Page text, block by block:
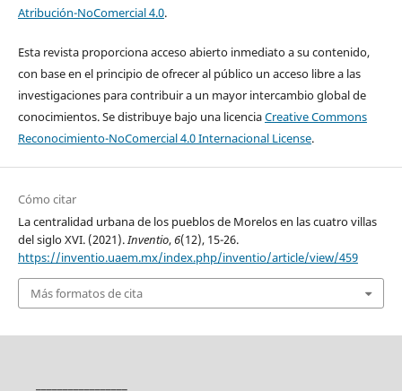
Atribución-NoComercial 4.0.
Esta revista proporciona acceso abierto inmediato a su contenido,
con base en el principio de ofrecer al público un acceso libre a las
investigaciones para contribuir a un mayor intercambio global de
conocimientos. Se distribuye bajo una licenciaCreative Commons
Reconocimiento-NoComercial 4.0 Internacional License.
Cómo citar
La centralidad urbana de los pueblos de Morelos en las cuatro villas
del siglo XVI. (2021).Inventio,6(12), 15-26.
https://inventio.uaem.mx/index.php/inventio/article/view/459
Más formatos de cita